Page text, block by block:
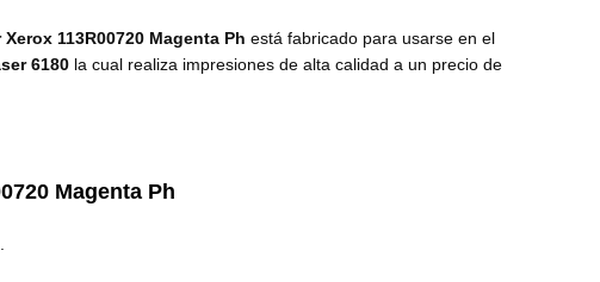
113R00720 Magenta Ph está fabricado para usarse en el
6180 la cual realiza impresiones de alta calidad a un precio de
Magenta Ph